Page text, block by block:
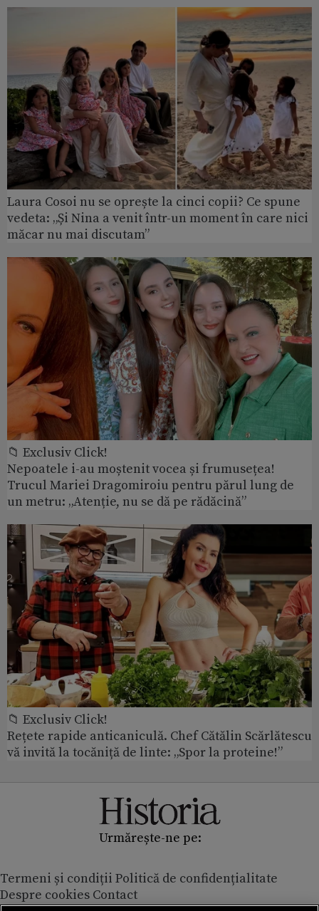
Laura Cosoi nu se oprește la cinci copii? Ce spune
vedeta: „Și Nina a venit într-un moment în care nici
măcar nu mai discutam”
📁 Exclusiv Click!
Nepoatele i-au moștenit vocea și frumusețea!
Trucul Mariei Dragomiroiu pentru părul lung de
un metru: „Atenție, nu se dă pe rădăcină”
📁 Exclusiv Click!
Rețete rapide anticaniculă. Chef Cătălin Scărlătescu
vă invită la tocăniță de linte: „Spor la proteine!”
Urmărește-ne pe:
Termeni și condiții Politică de confidențialitate
Despre cookies Contact